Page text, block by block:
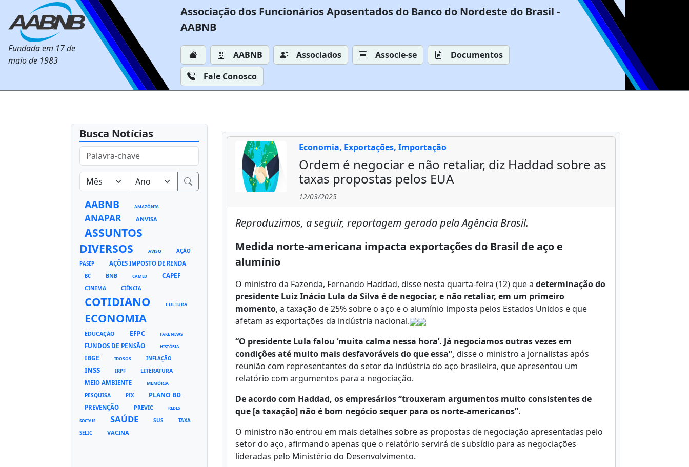
Fundada em 17 de
maio de 1983
Associação dos Funcionários Aposentados do Banco do Nordeste do Brasil -
AABNB
AABNB Associados Associe-se
Documentos
Fale Conosco
Busca Notícias
AABNB AMAZÔNIA
ANAPAR ANVISA
ASSUNTOS
DIVERSOS
AVISO
AÇÃO
PASEP
AÇÕES IMPOSTO DE RENDA
BC BNB CAMED CAPEF
CINEMA CIÊNCIA
COTIDIANO CULTURA
ECONOMIA
EDUCAÇÃO EFPC FAKE NEWS
FUNDOS DE PENSÃO HISTÓRIA
IBGE IDOSOS INFLAÇÃO
INSS IRPF LITERATURA
MEIO AMBIENTE MEMÓRIA
PESQUISA PIX PLANO BD
PREVENÇÃO PREVIC REDES
SOCIAIS SAÚDE SUS
TAXA
SELIC
VACINA
Economia, Exportações, Importação
Ordem é negociar e não retaliar, diz Haddad sobre as
taxas propostas pelos EUA
12/03/2025
Reproduzimos, a seguir, reportagem gerada pela Agência Brasil.
Medida norte-americana impacta exportações do Brasil de aço e
alumínio
O ministro da Fazenda, Fernando Haddad, disse nesta quarta-feira (12) que a determinação do
presidente Luiz Inácio Lula da Silva é de negociar, e não retaliar, em um primeiro
momento, a taxação de 25% sobre o aço e o alumínio imposta pelos Estados Unidos e que
afetam as exportações da indústria nacional.
“O presidente Lula falou ‘muita calma nessa hora’. Já negociamos outras vezes em
condições até muito mais desfavoráveis do que essa”, disse o ministro a jornalistas após
reunião com representantes do setor da indústria do aço brasileira, que apresentou um
relatório com argumentos para a negociação.
De acordo com Haddad, os empresários “trouxeram argumentos muito consistentes de
que [a taxação] não é bom negócio sequer para os norte-americanos”.
O ministro não entrou em mais detalhes sobre as propostas de negociação apresentadas pelo
setor do aço, afirmando apenas que o relatório servirá de subsídio para as negociações
lideradas pelo Ministério do Desenvolvimento.